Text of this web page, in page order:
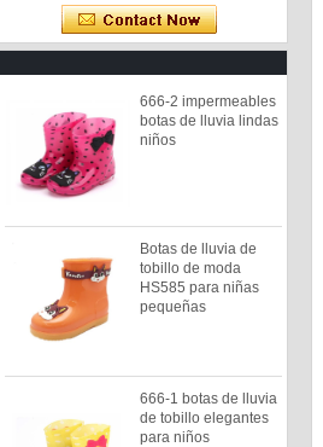
666-2 impermeables
botas de lluvia lindas
niños
Botas de lluvia de
tobillo de moda
HS585 para niñas
pequeñas
666-1 botas de lluvia
de tobillo elegantes
para niños